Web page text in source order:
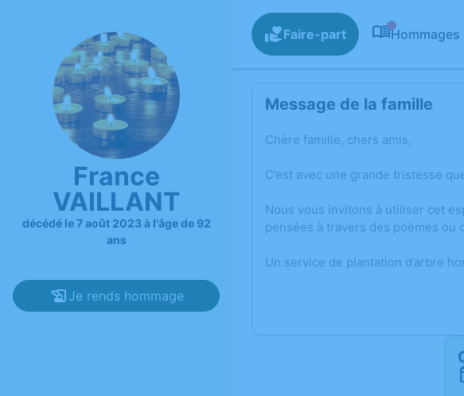
France
VAILLANT
décédé le 7 août 2023 à l'âge de 92
ans
Je rends hommage
Faire-part Hommages
Message de la famille
Chère famille, chers amis,
C’est avec une grande tristesse
Nous vous invitons à utiliser cet
pensées à travers des poèmes ou
Un service de plantation d’arbre